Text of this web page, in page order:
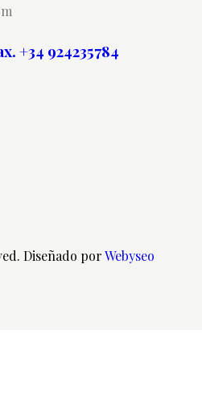
+34 924235784
Diseñado porWebyseo